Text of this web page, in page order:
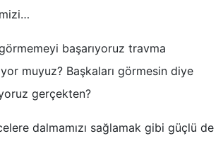
başarıyoruz travma
muyuz? Başkaları görmesin diye
gerçekten?
dalmamızı sağlamak gibi güçlü de